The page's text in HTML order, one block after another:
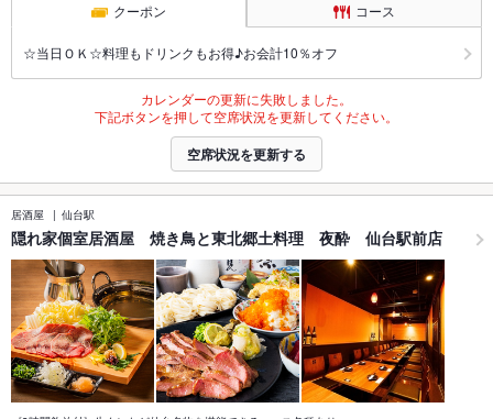
クーポン コース
☆当日ＯＫ☆料理もドリンクもお得♪お会計10％オフ
カレンダーの更新に失敗しました。
下記ボタンを押して空席状況を更新してください。
空席状況を更新する
居酒屋 仙台駅
隠れ家個室居酒屋 焼き鳥と東北郷土料理 夜酔 仙台駅前店